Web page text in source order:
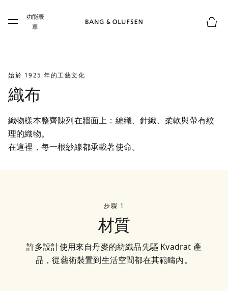
Skip to main footer
功能表
單
始於 1925 年的工藝文化
織布
織物樣本整齊陳列在牆面上：編織、針織、柔軟與帶有紋
理的織物。
在這裡，每一根紗線都承載著使命。
步驟 1
材質
許多設計使用來自丹麥的紡織品先驅 Kvadrat 產
品，從藝術裝置到生活空間都在其範疇內。